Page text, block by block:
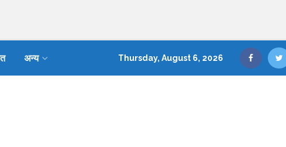
अन्य Thursday, August 6, 2026